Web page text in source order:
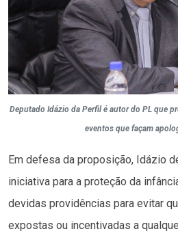
Deputado Idázio da Perfil é autor do PL que
eventos que façam
Em defesa da proposição, Idázio
iniciativa para a proteção da
devidas providências para evitar
expostas ou incentivadas a